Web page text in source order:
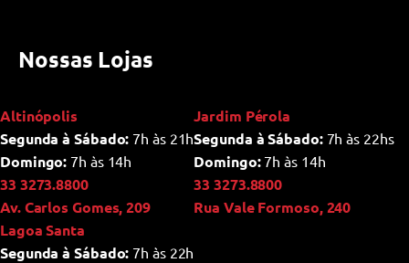
Nossas Lojas
Altinópolis
Segunda à Sábado: 7h às 21h
Domingo: 7h às 14h
33 3273.8800
Av. Carlos Gomes, 209
Jardim Pérola
Segunda à Sábado:7h às 22hs
Domingo:7h às 14h
33 3273.8800
Rua Vale Formoso, 240
Lagoa Santa
Segunda à Sábado: 7h às 22h